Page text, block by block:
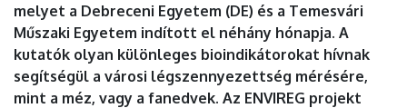
melyet a Debreceni Egyetem (DE) és a Temesvári
Műszaki Egyetem indított el néhány hónapja. A
kutatók olyan különleges bioindikátorokat hívnak
segítségül a városi légszennyezettség mérésére,
mint a méz, vagy a fanedvek. Az ENVIREG projekt